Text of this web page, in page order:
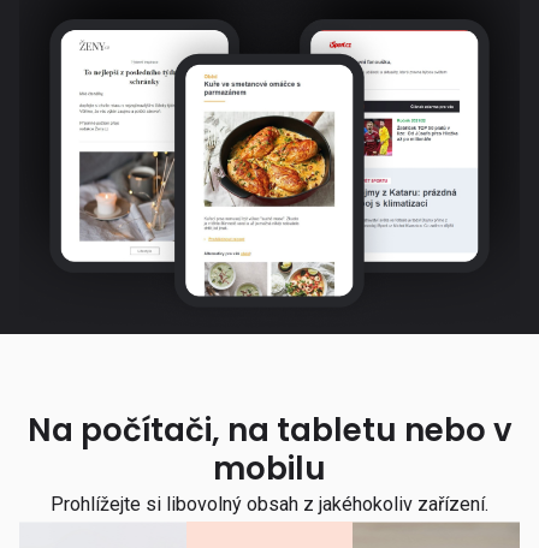
Na počítači, na tabletu nebo v
mobilu
Prohlížejte si libovolný obsah z jakéhokoliv zařízení.